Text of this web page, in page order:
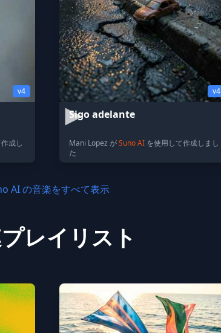
v4
成し
v4
Sigo adelante
Mani Lopez がSuno AI を使用して作成しまし
た
AI の音楽をすべて表示
レイリスト